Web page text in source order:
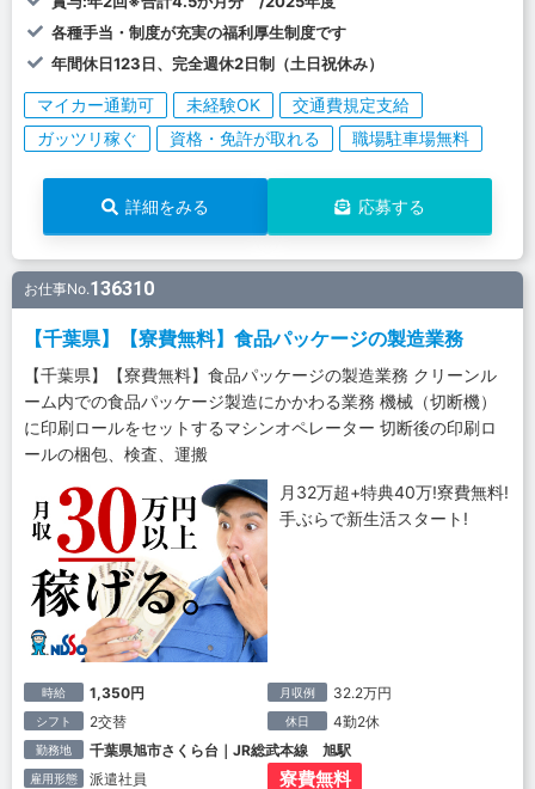
各種手当・制度が充実の福利厚生制度です
年間休日123日、完全週休2日制（土日祝休み）
マイカー通勤可 未経験OK
交通費規定支給
ガッツリ稼ぐ
資格・免許が取れる 職場駐車場無料
詳細をみる 応募する
お仕事No.136310
【千葉県】【寮費無料】食品パッケージの製造業務
【千葉県】【寮費無料】食品パッケージの製造業務 クリーンル
ーム内での食品パッケージ製造にかかわる業務 機械（切断機）
に印刷ロールをセットするマシンオペレーター 切断後の印刷ロ
ールの梱包、検査、運搬
月32万超+特典40万!寮費無料!
手ぶらで新生活スタート!
時給 1,350円 月収例 32.2万円
シフト 2交替 休日 4勤2休
勤務地 千葉県旭市さくら台｜JR総武本線 旭駅
雇用形態 派遣社員 寮費無料